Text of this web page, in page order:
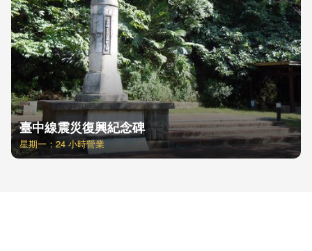
臺中線震災復興紀念碑
星期一：24 小時營業